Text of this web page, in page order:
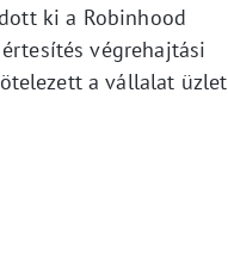
ki a Robinhood
végrehajtási
a vállalat